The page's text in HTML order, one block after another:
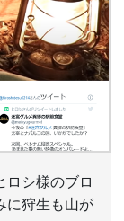
ロシ様のブロ
に狩生も山が